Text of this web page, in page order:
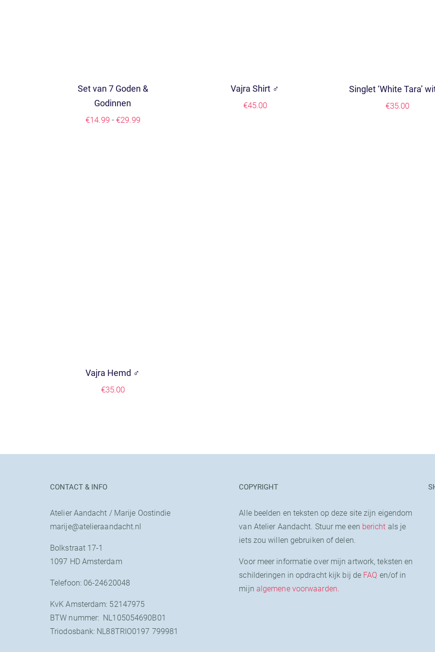
Set van 7 Goden &
Godinnen
€14.99 - €29.99Prijsklasse:
Vajra Shirt ♂
€45.00
Singlet ‘White Tara’
€35.00
Vajra Hemd ♂
€35.00
CONTACT & INFO
Atelier Aandacht / Marije Oostindie
marije@atelieraandacht.nl
Bolkstraat 17-1
1097 HD Amsterdam
Telefoon: 06-24620048
KvK Amsterdam: 52147975
BTW nummer: NL105054690B01
Triodosbank: NL88TRIO0197 799981
COPYRIGHT
Alle beelden en teksten op deze site zijn eigendom
van Atelier Aandacht. Stuur me een bericht als je
iets zou willen gebruiken of delen.
Voor meer informatie over mijn artwork, teksten en
schilderingen in opdracht kijk bij de FAQ en/of in
mijn algemene voorwaarden.